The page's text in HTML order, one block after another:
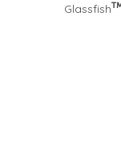
Glassfish